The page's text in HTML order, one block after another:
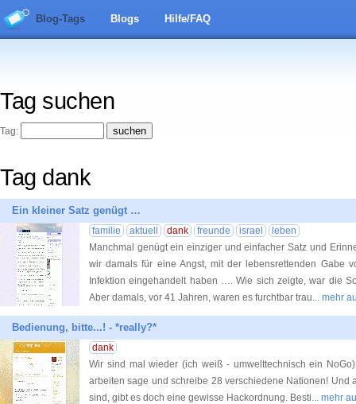
Blog-Tags Blogs Hilfe/FAQ
Tag suchen
Tag:
Tag dank
Ein kleiner Satz genügt …
familie aktuell dank freunde israel
leben
Manchmal genügt ein einziger und einfacher Satz und
wir damals für eine Angst, mit der lebensrettenden Gabe
Infektion eingehandelt haben …. Wie sich zeigte, war die
Aber damals, vor 41 Jahren, waren es furchtbar trau... mehr
Bedienung, bitte...! - *really?*
dank
Wir sind mal wieder (ich weiß - umwelttechnisch ein
arbeiten sage und schreibe 28 verschiedene Nationen! Und
sind, gibt es doch eine gewisse Hackordnung. Besti... mehr